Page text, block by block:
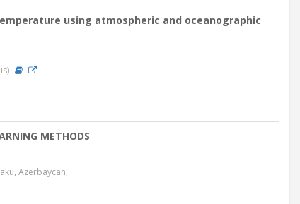
using atmospheric and oceanographic
METHODS
Azerbaycan,